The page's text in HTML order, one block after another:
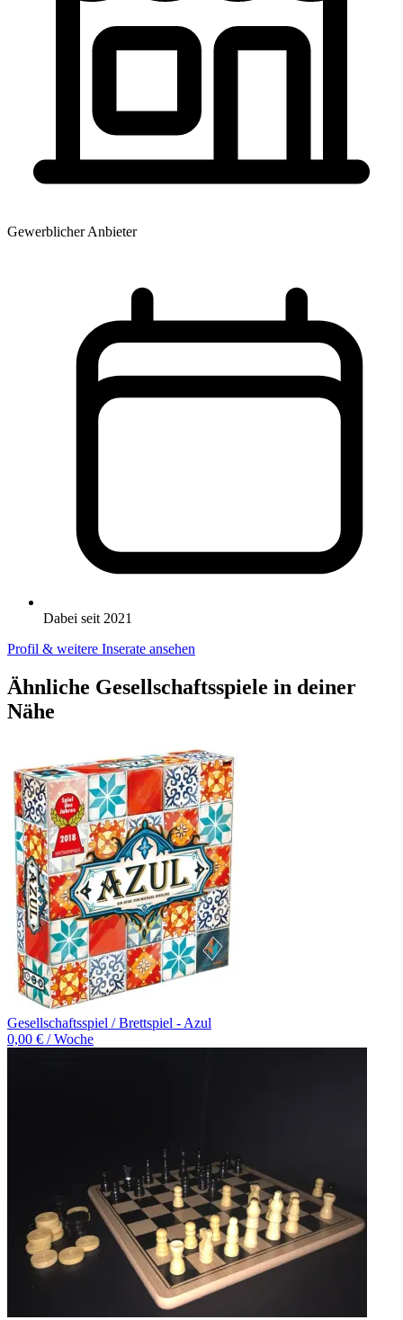
Gewerblicher Anbieter
Dabei seit 2021
Profil & weitere Inserate ansehen
Ähnliche Gesellschaftsspiele in deiner
Nähe
Gesellschaftsspiel / Brettspiel - Azul
0,00 € / Woche